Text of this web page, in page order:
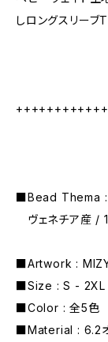
しロングスリーブT
■Bead Thema :
ヴェネチア産 /
■Artwork :
■Size : S - 2XL
■Color : 全5色
■Material : 6.2